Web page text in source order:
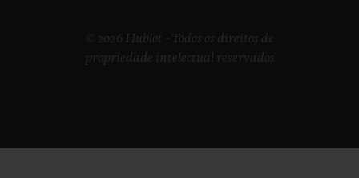
© 2026 Hublot - Todos os direitos de
propriedade intelectual reservados